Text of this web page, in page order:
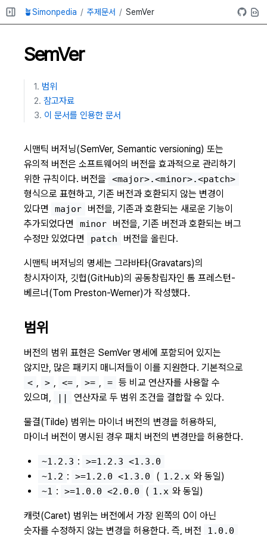
🪴Simonpedia 주제문서 SemVer
SemVer
범위
참고자료
이 문서를 인용한 문서
시맨틱 버저닝(SemVer, Semantic versioning) 또는
유의적 버전은 소프트웨어의 버전을 효과적으로 관리하기
위한 규칙이다. 버전을
<major>.<minor>.<patch>
형식으로 표현하고, 기존 버전과 호환되지 않는 변경이
있다면
major
버전을, 기존과 호환되는 새로운 기능이
추가되었다면
minor
버전을, 기존 버전과 호환되는 버그
수정만 있었다면
patch 버전을 올린다.
시맨틱 버저닝의 명세는 그라바타(Gravatars)의
창시자이자, 깃헙(GitHub)의 공동창립자인 톰 프레스턴-
베르너(Tom Preston-Werner)가 작성했다.
범위
버전의 범위 표현은 SemVer 명세에 포함되어 있지는
않지만, 많은 패키지 매니저들이 이를 지원한다. 기본적으로
< , > , <= , >= , = 등 비교 연산자를 사용할 수
있으며,
|| 연산자로 두 범위 조건을 결합할 수 있다.
물결(Tilde) 범위는 마이너 버전의 변경을 허용하되,
마이너 버전이 명시된 경우 패치 버전의 변경만을 허용한다.
~1.2.3 :
>=1.2.3 <1.3.0
~1.2 : >=1.2.0 <1.3.0 ( 1.2.x 와 동일)
~1 : >=1.0.0 <2.0.0 ( 1.x 와 동일)
캐럿(Caret) 범위는 버전에서 가장 왼쪽의 0이 아닌
숫자를 수정하지 않는 변경을 허용한다. 즉, 버전
1.0.0